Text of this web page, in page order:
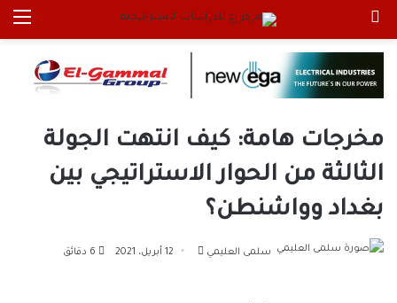
مخرجات هامة: كيف انتهت الجولة
الثالثة من الحوار الاستراتيجي بين
بغداد وواشنطن؟
سلمى العليمي
أرسل 12 أبريل، 2021